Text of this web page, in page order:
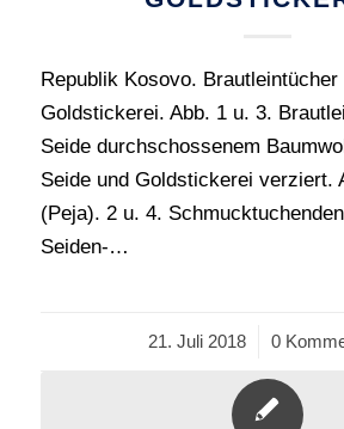
Republik Kosovo.
Goldstickerei. Abb. 1 u. 3.
Seide durchschossenem
Seide und Goldstickerei verziert.
(Peja). 2 u. 4.
Seiden-…
21. Juli 2018
/ 0